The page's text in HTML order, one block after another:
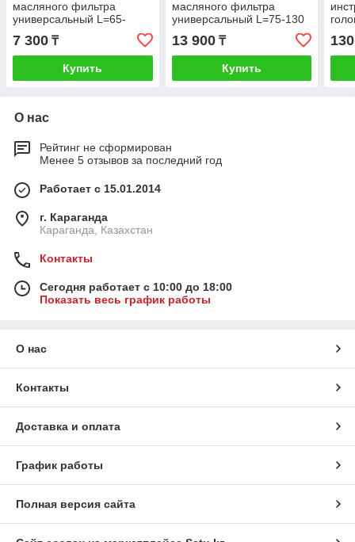
масляного фильтра
универсальный L=65-
110мм (краб)
7 300 ₸
Купить
масляного фильтра
универсальный L=75-130
мм (краб)
13 900₸
Купить
О нас
Рейтинг не сформирован
Менее 5 отзывов за последний год
Работает с 15.01.2014
г. Караганда
Караганда, Казахстан
Контакты
Сегодня работает с 10:00 до 18:00
Показать весь график работы
О нас
Контакты
Доставка и оплата
График работы
Полная версия сайта